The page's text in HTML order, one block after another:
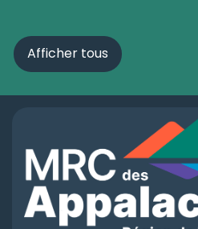
Afficher tous